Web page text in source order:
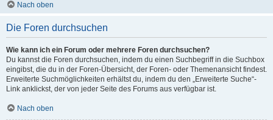
Nach oben
Die Foren durchsuchen
Wie kann ich ein Forum oder mehrere Foren durchsuchen?
Du kannst die Foren durchsuchen, indem du einen Suchbegriff in die Suchbox
eingibst, die du in der Foren-Übersicht, der Foren- oder Themenansicht findest.
Erweiterte Suchmöglichkeiten erhältst du, indem du den „Erweiterte Suche“-
Link anklickst, der von jeder Seite des Forums aus verfügbar ist.
Nach oben